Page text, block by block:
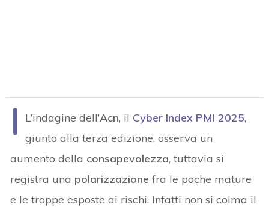
I L’indagine dell’Acn, il Cyber Index PMI 2025,
giunto alla terza edizione, osserva un
aumento della consapevolezza, tuttavia si
registra una polarizzazione fra le poche mature
e le troppe esposte ai rischi. Infatti non si colma il